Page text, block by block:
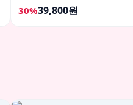
30%39,800원